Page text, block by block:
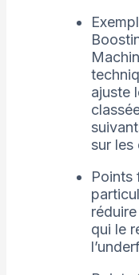
ajuste
sur les
Points
qui le